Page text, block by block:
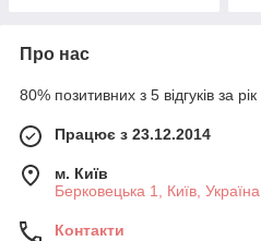
Про нас
80% позитивних з 5 відгуків за рік
Працює з 23.12.2014
м. Київ
Берковецька 1, Київ, Україна
Контакти